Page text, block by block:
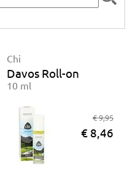
Chi
Davos Roll-on
10 ml
€ 9,95
€ 8,46